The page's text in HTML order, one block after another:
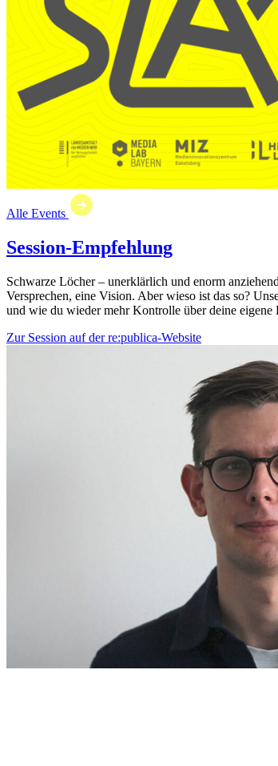
Alle Events
Session-Empfehlung
Schwarze Löcher – unerklärlich und enorm
Versprechen, eine Vision. Aber wieso ist das so?
und wie du wieder mehr Kontrolle über deine eigene
Zur Session auf der re:publica-Website